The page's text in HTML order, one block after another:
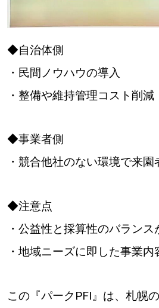
◆自治体側
・民間ノウハウの導入
・整備や維持管理コスト削減
◆事業者側
・競合他社のない環境で来
◆注意点
・公益性と採算性のバラン
・地域ニーズに即した事業内
この『パークPFI』は、札幌